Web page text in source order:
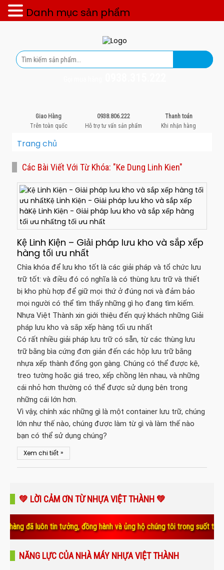
Giao Hàng
Trên toàn quốc
0938.806.222
Hỗ trợ tư vấn sản phẩm
Thanh toán
Khi nhận hàng
Trang chủ
Các Bài Viết Với Từ Khóa: "ke Dung Linh Kien"
Kệ Linh Kiện – Giải pháp lưu kho và sắp xếp
hàng tối ưu nhất
Chìa khóa để lưu kho tốt là các giải pháp và tổ chức lưu
trữ tốt: và điều đó có nghĩa là có thùng lưu trữ và thiết
bị kho phù hợp để giữ mọi thứ ở đúng nơi và đảm bảo
mọi người có thể tìm thấy những gì họ đang tìm kiếm.
Nhựa Việt Thành xin giới thiệu đến quý khách những Giải
pháp lưu kho và sắp xếp hàng tối ưu nhất
Có rất nhiều giải pháp lưu trữ có sẵn, từ các thùng lưu
trữ bằng bìa cứng đơn giản đến các hộp lưu trữ bằng
nhựa xếp thành đống gọn gàng. Chúng có thể được kệ,
treo tường hoặc giá treo, xếp chồng lên nhau, và những
cái nhỏ hơn thường có thể được sử dụng bên trong
những cái lớn hơn.
Vì vậy, chính xác những gì là một container lưu trữ, chúng
lớn như thế nào, chúng được làm từ gì và làm thế nào
bạn có thể sử dụng chúng?
Xem chi tiết »
💚 LỜI CẢM ƠN TỪ NHỰA VIỆT THÀNH 💚
tưởng, đồng hành và ủng hộ chúng tôi trong suốt thời gian qua.
NĂNG LỰC CỦA NHÀ MÁY NHỰA VIỆT THÀNH
Danh mục sản phẩm